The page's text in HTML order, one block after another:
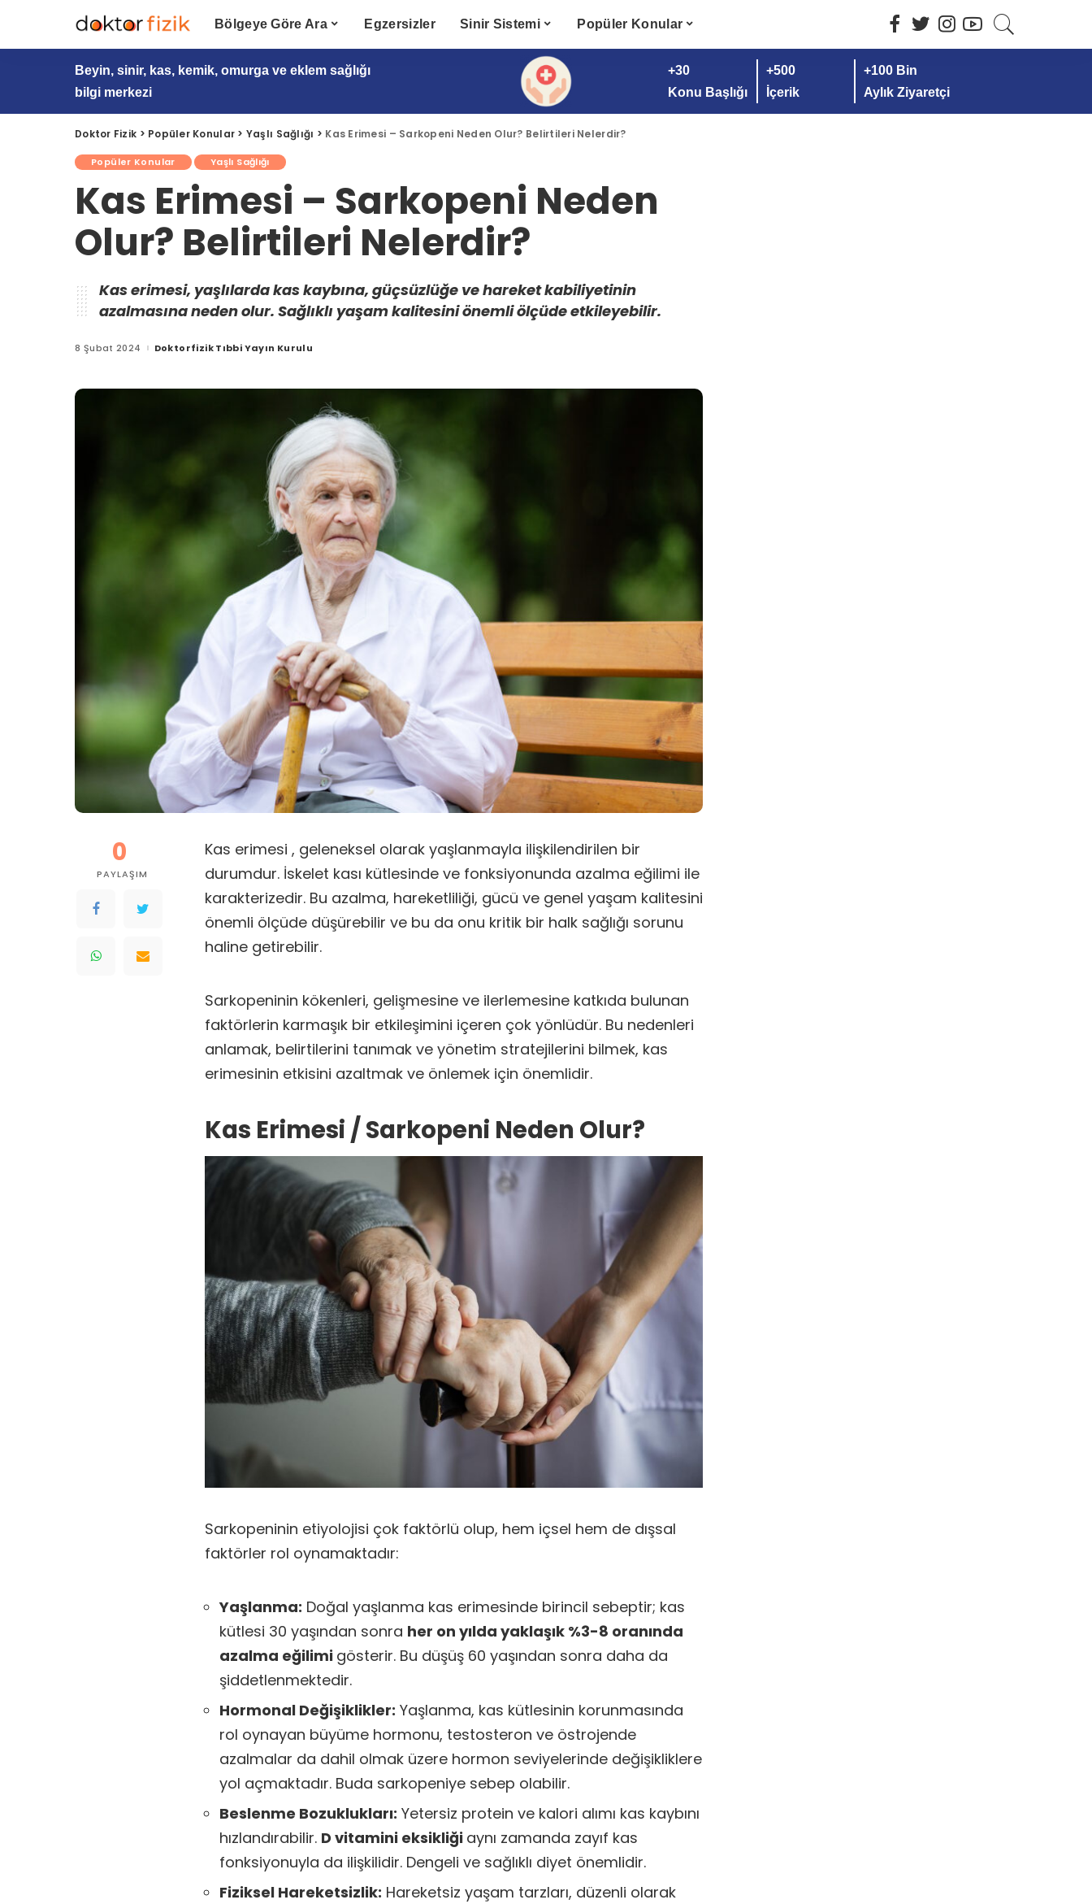
Bölgeye Göre Ara Egzersizler Sinir Sistemi Popüler Konular
Beyin, sinir, kas, kemik, omurga ve eklem sağlığı
bilgi merkezi
+30
Konu Başlığı
+500
İçerik
+100 Bin
Aylık Ziyaretçi
Doktor Fizik > Popüler Konular > Yaşlı Sağlığı > Kas Erimesi – Sarkopeni Neden Olur? Belirtileri Nelerdir?
Popüler Konular Yaşlı Sağlığı
Kas Erimesi – Sarkopeni Neden
Olur? Belirtileri Nelerdir?
Kas erimesi, yaşlılarda kas kaybına, güçsüzlüğe ve hareket kabiliyetinin
azalmasına neden olur. Sağlıklı yaşam kalitesini önemli ölçüde etkileyebilir.
8 Şubat 2024 Posted
Doktorfizik Tıbbi Yayın Kurulu
0
PAYLAŞIM
Kas erimesi , geleneksel olarak yaşlanmayla ilişkilendirilen bir
durumdur. İskelet kası kütlesinde ve fonksiyonunda azalma eğilimi ile
karakterizedir. Bu azalma, hareketliliği, gücü ve genel yaşam kalitesini
önemli ölçüde düşürebilir ve bu da onu kritik bir halk sağlığı sorunu
haline getirebilir.
Sarkopeninin kökenleri, gelişmesine ve ilerlemesine katkıda bulunan
faktörlerin karmaşık bir etkileşimini içeren çok yönlüdür. Bu nedenleri
anlamak, belirtilerini tanımak ve yönetim stratejilerini bilmek, kas
erimesinin etkisini azaltmak ve önlemek için önemlidir.
Kas Erimesi / Sarkopeni Neden Olur?
Sarkopeninin etiyolojisi çok faktörlü olup, hem içsel hem de dışsal
faktörler rol oynamaktadır:
Yaşlanma: Doğal yaşlanma kas erimesinde birincil sebeptir; kas
kütlesi 30 yaşından sonra her on yılda yaklaşık %3-8 oranında
azalma eğilimi gösterir. Bu düşüş 60 yaşından sonra daha da
şiddetlenmektedir.
Hormonal Değişiklikler: Yaşlanma, kas kütlesinin korunmasında
rol oynayan büyüme hormonu, testosteron ve östrojende
azalmalar da dahil olmak üzere hormon seviyelerinde değişikliklere
yol açmaktadır. Buda sarkopeniye sebep olabilir.
Beslenme Bozuklukları: Yetersiz protein ve kalori alımı kas kaybını
hızlandırabilir. D vitamini eksikliği aynı zamanda zayıf kas
fonksiyonuyla da ilişkilidir. Dengeli ve sağlıklı diyet önemlidir.
Fiziksel Hareketsizlik: Hareketsiz yaşam tarzları, düzenli olarak